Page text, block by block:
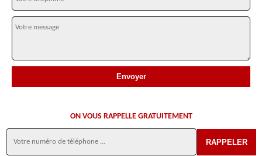
ON VOUS RAPPELLE GRATUITEMENT